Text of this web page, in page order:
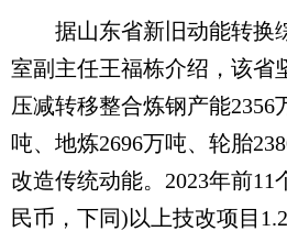
据山东省新旧动能转换
室副主任王福栋介绍，该省
压减转移整合炼钢产能2356
吨、地炼2696万吨、轮胎
改造传统动能。2023年前11
民币，下同)以上技改项目